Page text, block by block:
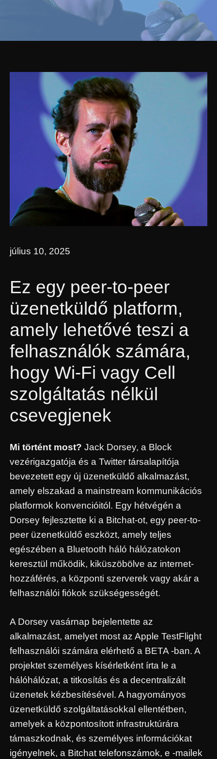
július 10, 2025
Ez egy peer-to-peer
üzenetküldő platform,
amely lehetővé teszi a
felhasználók számára,
hogy Wi-Fi vagy Cell
szolgáltatás nélkül
csevegjenek
Mi történt most? Jack Dorsey, a Block
vezérigazgatója és a Twitter társalapítója
bevezetett egy új üzenetküldő alkalmazást,
amely elszakad a mainstream kommunikációs
platformok konvencióitól. Egy hétvégén a
Dorsey fejlesztette ki a Bitchat-ot, egy peer-to-
peer üzenetküldő eszközt, amely teljes
egészében a Bluetooth háló hálózatokon
keresztül működik, kiküszöbölve az internet-
hozzáférés, a központi szerverek vagy akár a
felhasználói fiókok szükségességét.
A Dorsey vasárnap bejelentette az
alkalmazást, amelyet most az Apple TestFlight
felhasználói számára elérhető a BETA -ban. A
projektet személyes kísérletként írta le a
hálóhálózat, a titkosítás és a decentralizált
üzenetek kézbesítésével. A hagyományos
üzenetküldő szolgáltatásokkal ellentétben,
amelyek a központosított infrastruktúrára
támaszkodnak, és személyes információkat
igényelnek, a Bitchat telefonszámok, e -mailek